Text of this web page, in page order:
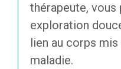
thérapeute, vous
exploration
lien au corps mis
maladie.